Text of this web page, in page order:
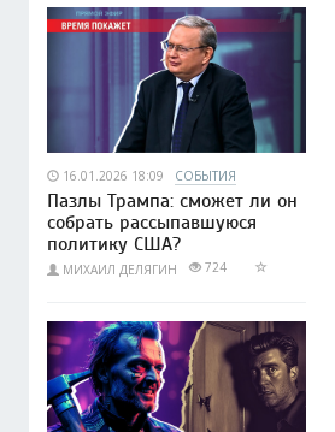
16.01.2026 18:09 СОБЫТИЯ
Пазлы Трампа: сможет ли он
собрать рассыпавшуюся
политику США?
МИХАИЛ ДЕЛЯГИН 724